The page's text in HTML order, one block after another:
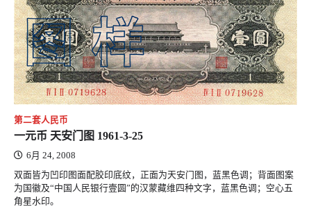
第二套人民币
一元币 天安门图 1961-3-25
6月 24, 2008
双面皆为凹印图面配胶印底纹，正面为天安门图，蓝黑色调；背面图案
为国徽及“中国人民银行壹圆”的汉蒙藏维四种文字，蓝黑色调；空心五
角星水印。